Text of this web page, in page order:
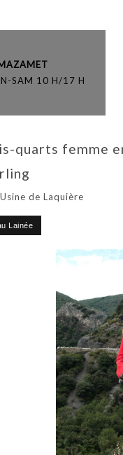
SAM 10 H/17 H
quarts femme
de Laquière